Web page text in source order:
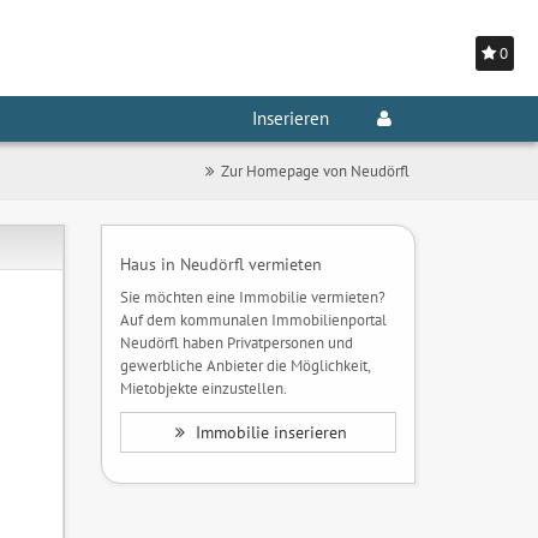
0
Inserieren
Zur Homepage von Neudörfl
Haus in Neudörfl vermieten
Sie möchten eine Immobilie vermieten?
Auf dem kommunalen Immobilienportal
Neudörfl haben Privatpersonen und
gewerbliche Anbieter die Möglichkeit,
Mietobjekte einzustellen.
Immobilie inserieren